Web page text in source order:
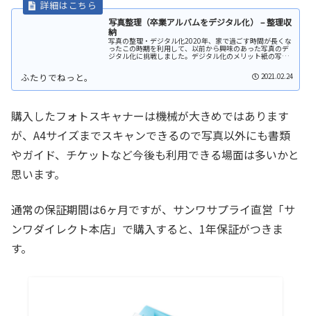
写真整理（卒業アルバムをデジタル化） – 整理収
納
写真の整理・デジタル化2020年、家で過ごす時間が長くな
ったこの時期を利用して、以前から興味のあった写真のデ
ジタル化に挑戦しました。デジタル化のメリット紙の写真
2021.02.24
購入したフォトスキャナーは機械が大きめではあります
が、A4サイズまでスキャンできるので写真以外にも書類
やガイド、チケットなど今後も利用できる場面は多いかと
思います。
通常の保証期間は6ヶ月ですが、サンワサプライ直営「サ
ンワダイレクト本店」で購入すると、1年保証がつきま
す。